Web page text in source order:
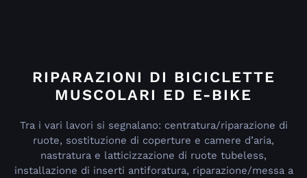
RIPARAZIONI DI BICICLETTE
MUSCOLARI ED E-BIKE
Tra i vari lavori si segnalano: centratura/riparazione di
ruote, sostituzione di coperture e camere d’aria,
nastratura e latticizzazione di ruote tubeless,
installazione di inserti antiforatura, riparazione/messa a